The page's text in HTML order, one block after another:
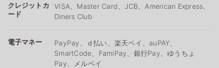
クレジットカ
ード
VISA、Master Card、JCB、American Express、
Diners Club
電子マネー
PayPay、ｄ払い、楽天ペイ、auPAY、
SmartCode、FamiPay、銀行Pay、ゆうちょ
Pay、メルペイ